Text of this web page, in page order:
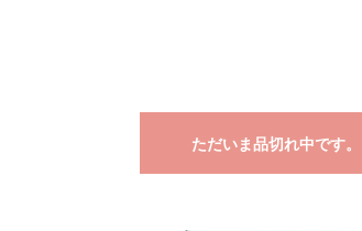
ただいま品切れ中です。